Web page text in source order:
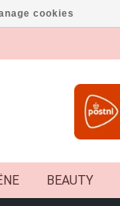
BEAUTY
cookies